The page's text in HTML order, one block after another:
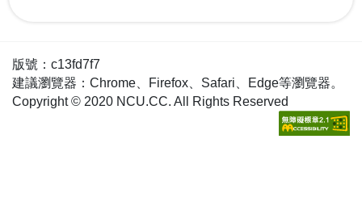
版號：c13fd7f7
建議瀏覽器：Chrome、Firefox、Safari、Edge等瀏覽器。
Copyright © 2020 NCU.CC. All Rights Reserved